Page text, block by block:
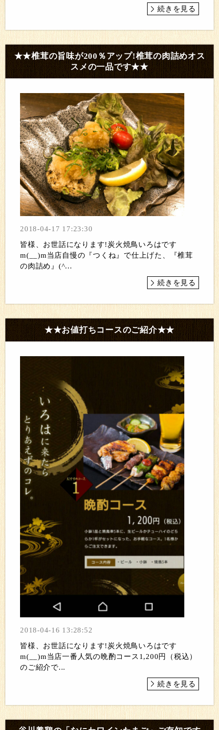
続きを見る
★★椎茸の旨味が200％アップ!椎茸の肉詰めオス
スメの一品です★★
2018-04-17 17:23:30
皆様、お世話になります!炭火焼鳥いろはです
m(__)m当店自慢の『つくね』で仕上げた、『椎茸
の肉詰め』(^...
続きを見る
★★お値打ちコースのご紹介★★
2018-04-16 13:28:52
皆様、お世話になります!炭火焼鳥いろはです
m(__)m当店一番人気の晩酌コース1,200円（税込）
のご紹介で...
続きを見る